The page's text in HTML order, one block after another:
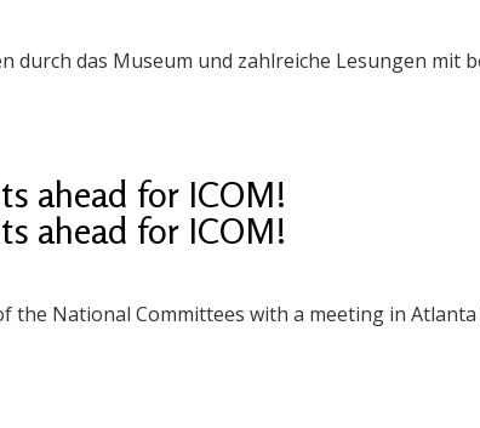
durch das Museum und zahlreiche Lesungen mit
ahead for ICOM!
ahead for ICOM!
the National Committees with a meeting in